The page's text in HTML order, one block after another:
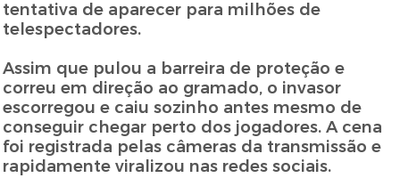
tentativa de aparecer para milhões de
telespectadores.
Assim que pulou a barreira de proteção e
correu em direção ao gramado, o invasor
escorregou e caiu sozinho antes mesmo de
conseguir chegar perto dos jogadores. A cena
foi registrada pelas câmeras da transmissão e
rapidamente viralizou nas redes sociais.